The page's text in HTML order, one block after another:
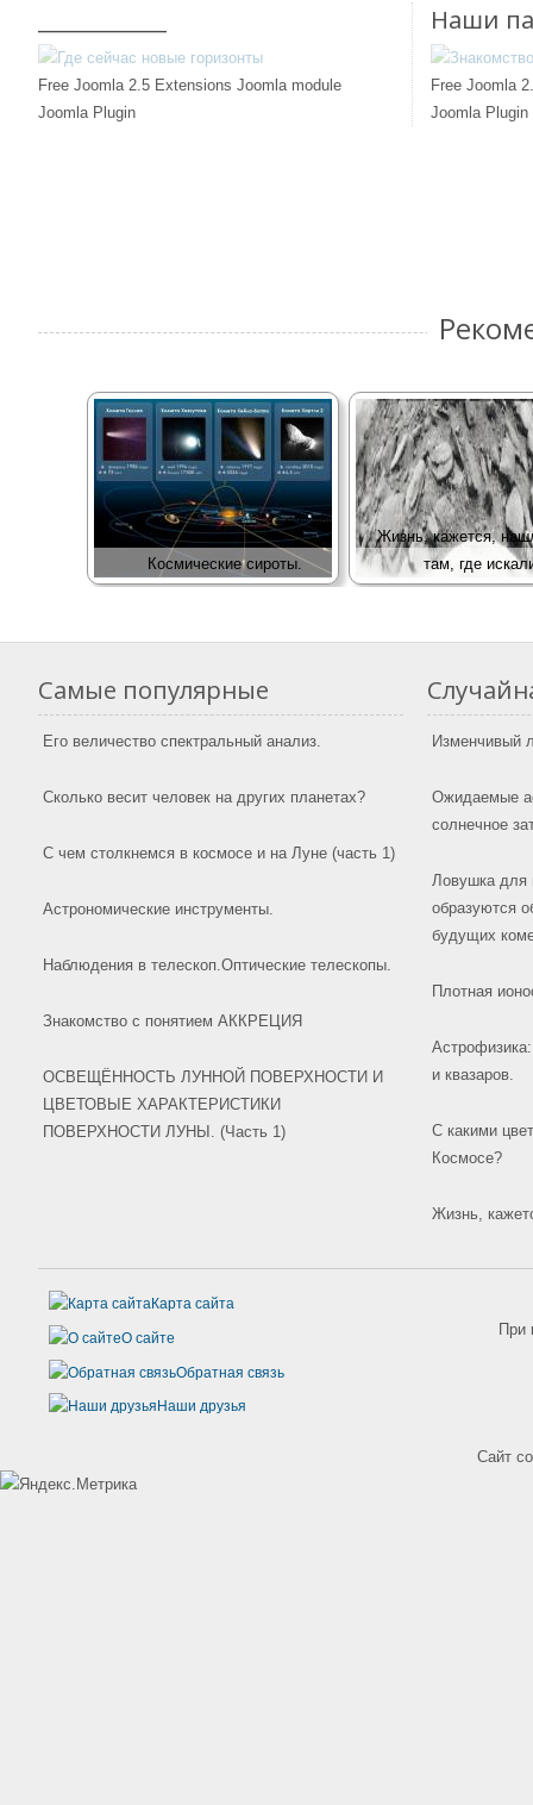
Free Joomla 2.5 Extensions Joomla module
Joomla Plugin
Наши
Free Joomla
Joomla Plugin
Космические сироты.
Жизнь, кажется,
там, где
Самые популярные
Его величество спектральный анализ.
Сколько весит человек на других планетах?
С чем столкнемся в космосе и на Луне (часть 1)
Астрономические инструменты.
Наблюдения в телескоп.Оптические телескопы.
Знакомство с понятием АККРЕЦИЯ
ОСВЕЩЁННОСТЬ ЛУННОЙ ПОВЕРХНОСТИ И
ЦВЕТОВЫЕ ХАРАКТЕРИСТИКИ
ПОВЕРХНОСТИ ЛУНЫ. (Часть 1)
Изменчивый
Ожидаемые
солнечное
Ловушка для
образуются
будущих
Плотная
и квазаров.
С какими
Космосе?
Жизнь,
Карта сайта
О сайте
Обратная связь
Наши друзья
При
Сайт